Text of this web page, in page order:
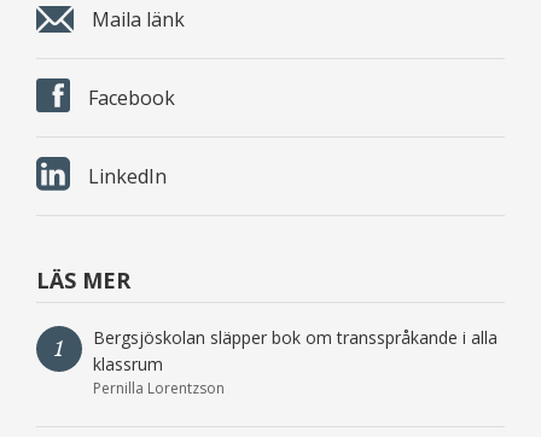
Maila länk
Facebook
LinkedIn
LÄS MER
1
Bergsjöskolan släpper bok om transspråkande i alla
klassrum
Pernilla Lorentzson